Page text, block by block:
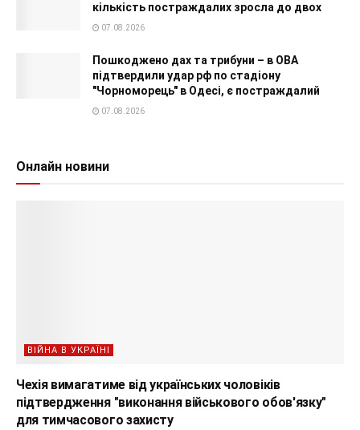
кількість постраждалих зросла до двох
07.08.2026
Пошкоджено дах та трибуни – в ОВА
підтвердили удар рф по стадіону
"Чорноморець" в Одесі, є постраждалий
07.08.2026
Онлайн новини
ВІЙНА В УКРАЇНІ
Чехія вимагатиме від українських чоловіків
підтвердження "виконання військового обов'язку"
для тимчасового захисту